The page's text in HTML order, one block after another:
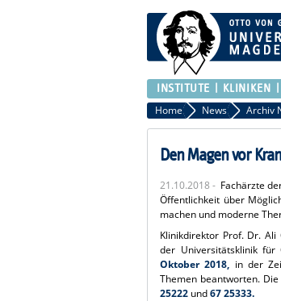
INSTITUTE KLINIKEN
Home News Archiv
Den Magen vor
21.10.2018 - Fachärzte
Öffentlichkeit über
machen und moderne
Klinikdirektor Prof. Dr.
der Universitätsklinik
Oktober 2018, in der
Themen beantworten.
25222 und67 25333.